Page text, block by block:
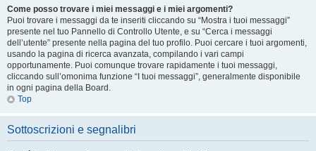
Come posso trovare i miei messaggi e i miei argomenti?
Puoi trovare i messaggi da te inseriti cliccando su “Mostra i tuoi messaggi”
presente nel tuo Pannello di Controllo Utente, e su “Cerca i messaggi
dell’utente” presente nella pagina del tuo profilo. Puoi cercare i tuoi argomenti,
usando la pagina di ricerca avanzata, compilando i vari campi
opportunamente. Puoi comunque trovare rapidamente i tuoi messaggi,
cliccando sull’omonima funzione “I tuoi messaggi”, generalmente disponibile
in ogni pagina della Board.
Top
Sottoscrizioni e segnalibri